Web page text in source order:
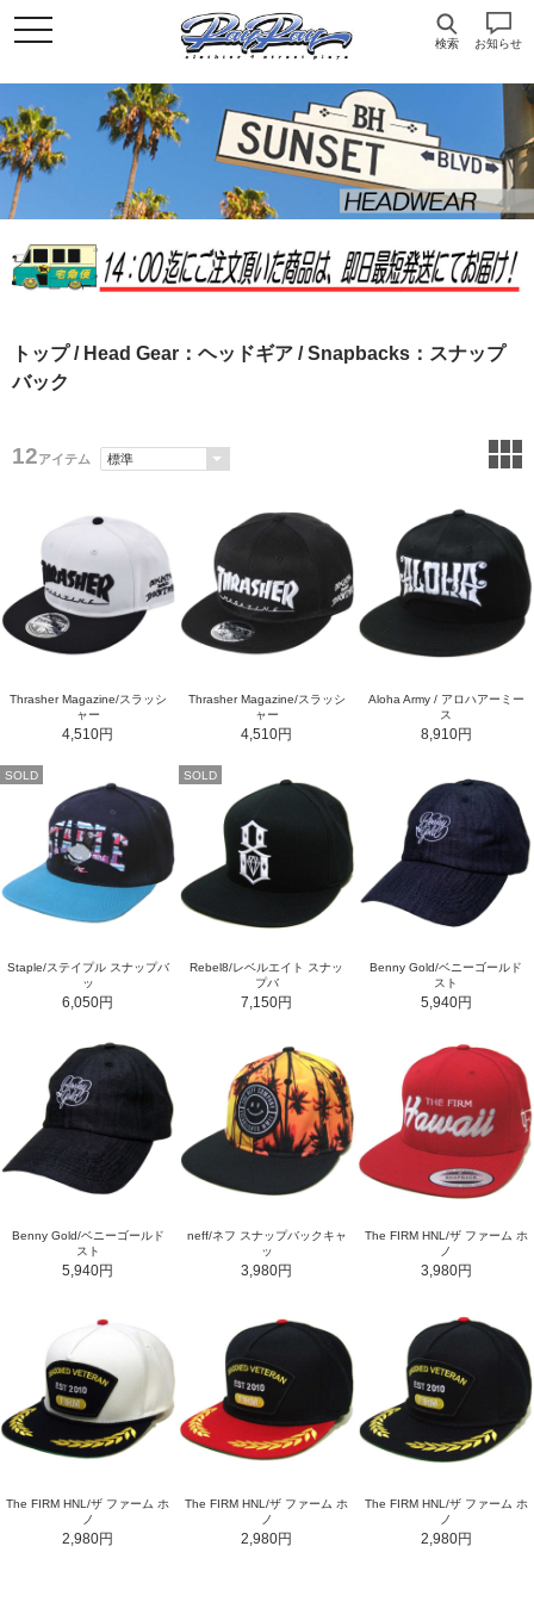
検索 お知らせ
トップ/ Head Gear：ヘッドギア / Snapbacks：スナップ
バック
12アイテム
Thrasher Magazine/スラッシ
ャー
4,510円
Thrasher Magazine/スラッシ
ャー
4,510円
Aloha Army / アロハアーミー
ス
8,910円
SOLD
Staple/ステイプル スナップバ
ッ
6,050円
SOLD
Rebel8/レベルエイト スナッ
プバ
7,150円
Benny Gold/ベニーゴールド
スト
5,940円
Benny Gold/ベニーゴールド
スト
5,940円
neff/ネフ スナップバックキャ
ッ
3,980円
The FIRM HNL/ザ ファーム ホ
ノ
3,980円
The FIRM HNL/ザ ファーム ホ
ノ
2,980円
The FIRM HNL/ザ ファーム ホ
ノ
2,980円
The FIRM HNL/ザ ファーム ホ
ノ
2,980円